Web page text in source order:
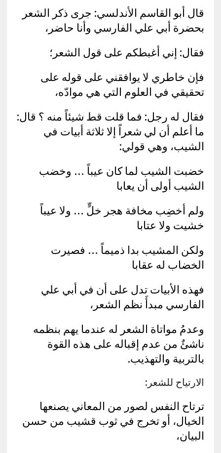
قال أبو القاسم الأندلسي: جرى ذكر الشعر
بحضرة أبي علي الفارسي وأنا حاضر،
فقال: إني أغبطكم على قول الشعر؛
فإن خاطري لا يوافقني على قوله على
تحقيقي في العلوم التي هي موادّه،
فقال له رجل: فما قلت قط شيئاً منه ؟ قال:
ما أعلم أن لي شعراً إلا ثلاثة أبيات في
الشيب، وهي قولي:
خضبت الشيب لما كان عيباً … وخضب
الشيب أولى أن يعابا
ولم أخضِب مخافة هجر خلٍّ … ولا عيباً
خشيت ولا عتابا
ولكن المشيب بدا ذميماً … فصيرت
الخضاب له عقابا
فهذه الأبيات تدل على أن في أبي علي
الفارسي مبدأَ نظم الشعر،
وعدمُ مواتاة الشعر له عندما يهم بنظمه
ناشئٌ من عدم إقباله على هذه القوة
بالتربية والتهذيب.
الارتياح للشعر:
ترتاح النفس لصور من المعاني يصنعها
الخيال، أو تخرج في ثوب قشيب من حسن
البيان،